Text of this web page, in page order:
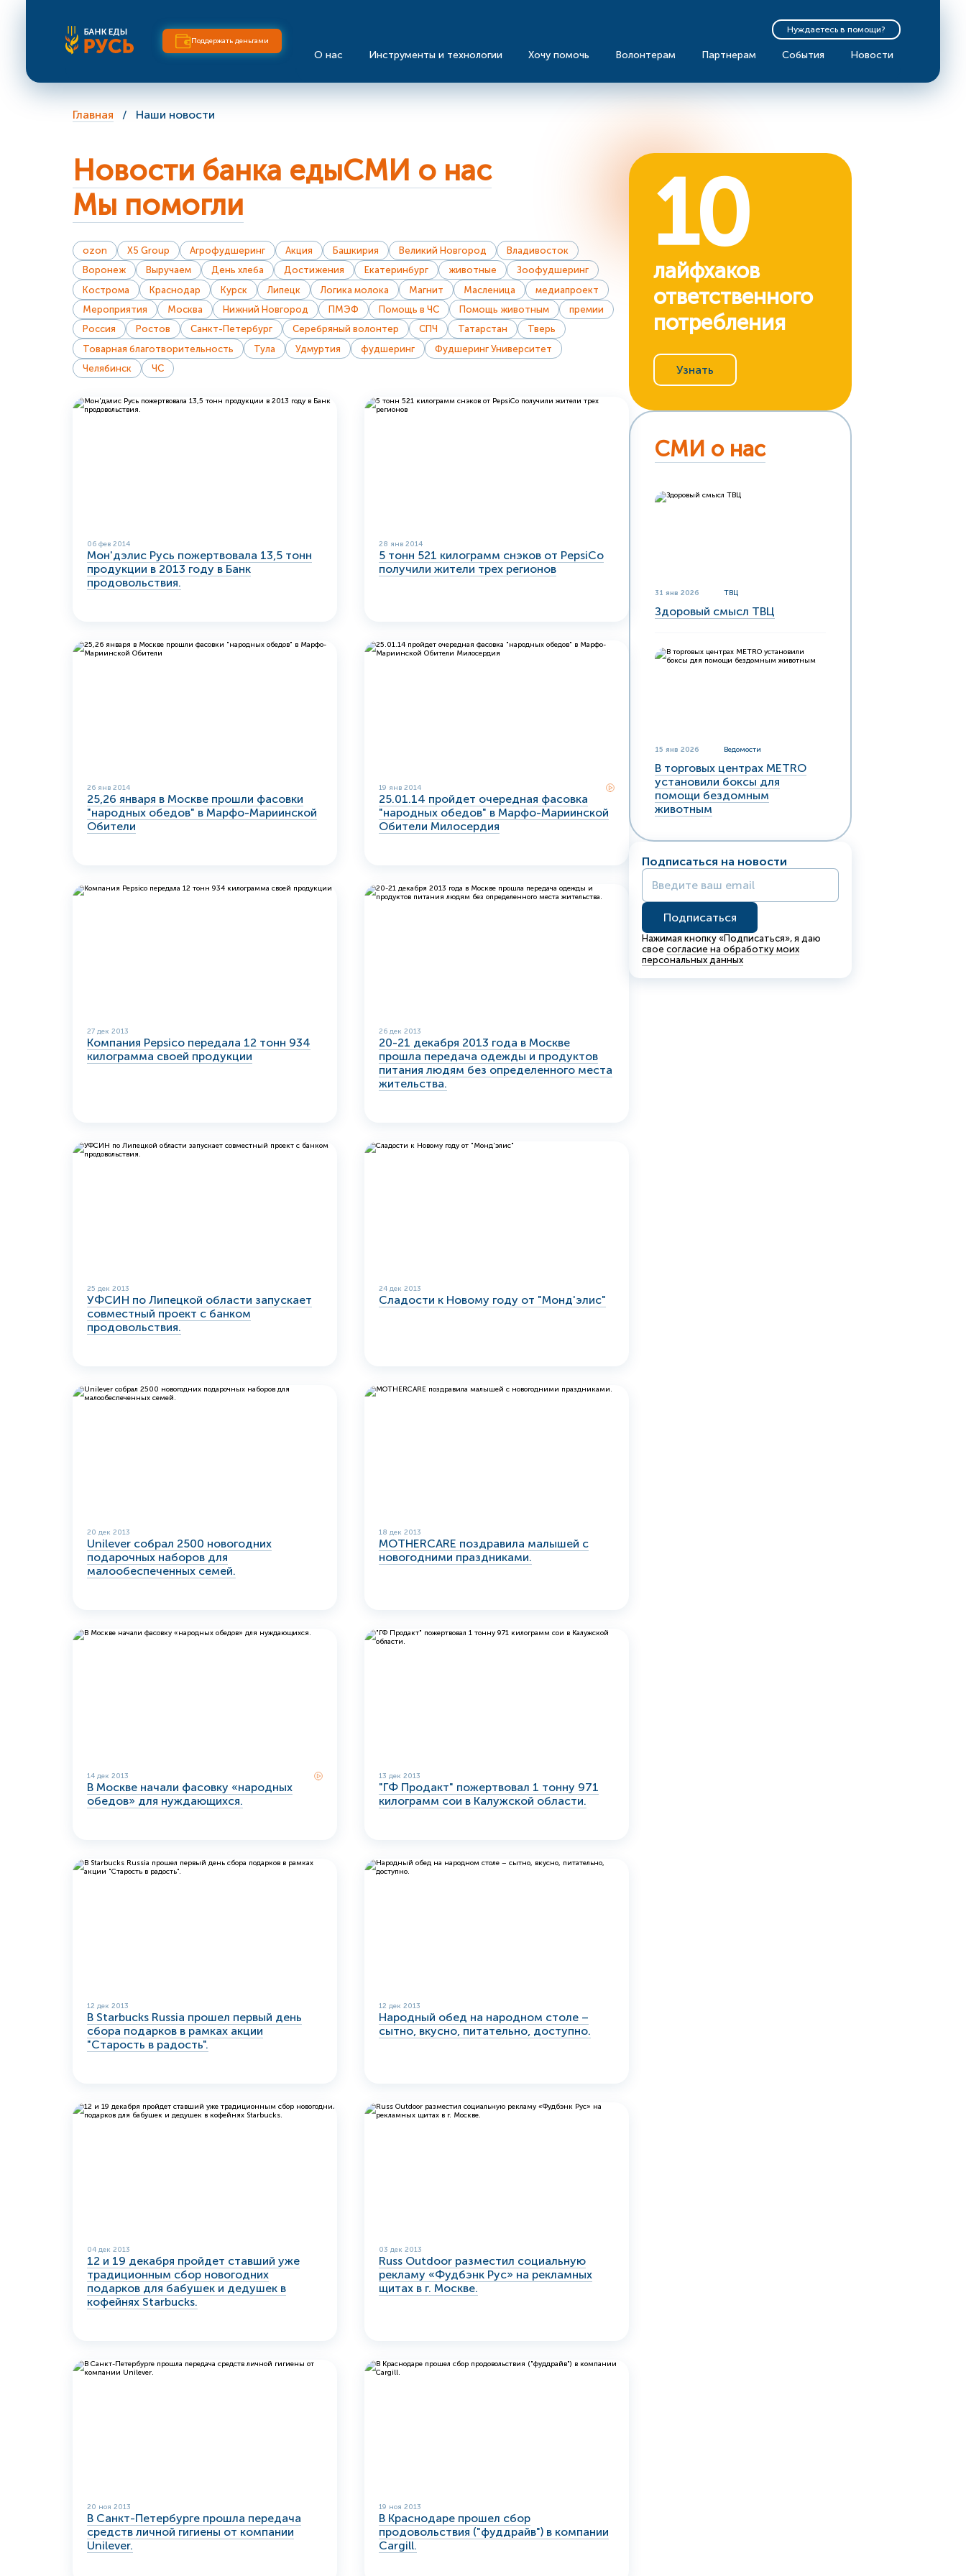
Поддержать деньгами
Нуждаетесь в помощи?
О нас Инструменты и технологии Хочу помочь Волонтерам Партнерам События Новости
Главная Наши новости
Новости банка едыСМИ о нас
Мы помогли
ozon X5 Group Агрофудшеринг Акция Башкирия Великий Новгород
Владивосток
Воронеж
Выручаем День хлеба Достижения Екатеринбург животные
Зоофудшеринг
Кострома
Краснодар Курск Липецк Логика молока Магнит Масленица
медиапроект
Мероприятия
Москва Нижний Новгород ПМЭФ Помощь в ЧС Помощь животным
премии
Россия
Ростов Санкт-Петербург Серебряный волонтер СПЧ Татарстан
Тверь
Товарная благотворительность
Тула Удмуртия фудшеринг
Фудшеринг Университет
Челябинск
ЧС
06 фев 2014
Мон'дэлис Русь пожертвовала 13,5 тонн
продукции в 2013 году в Банк
продовольствия.
28 янв 2014
5 тонн 521 килограмм снэков от PepsiCo
получили жители трех регионов
26 янв 2014
25,26 января в Москве прошли фасовки
"народных обедов" в Марфо-Мариинской
Обители
19 янв 2014
25.01.14 пройдет очередная фасовка
"народных обедов" в Марфо-Мариинской
Обители Милосердия
27 дек 2013
Компания Pepsico передала 12 тонн 934
килограмма своей продукции
26 дек 2013
20-21 декабря 2013 года в Москве
прошла передача одежды и продуктов
питания людям без определенного места
жительства.
25 дек 2013
УФСИН по Липецкой области запускает
совместный проект с банком
продовольствия.
24 дек 2013
Сладости к Новому году от "Монд'элис"
20 дек 2013
Unilever собрал 2500 новогодних
подарочных наборов для
малообеспеченных семей.
18 дек 2013
MOTHERCARE поздравила малышей с
новогодними праздниками.
14 дек 2013
В Москве начали фасовку «народных
обедов» для нуждающихся.
13 дек 2013
"ГФ Продакт" пожертвовал 1 тонну 971
килограмм сои в Калужской области.
12 дек 2013
В Starbucks Russia прошел первый день
сбора подарков в рамках акции
"Старость в радость".
12 дек 2013
Народный обед на народном столе –
сытно, вкусно, питательно, доступно.
04 дек 2013
12 и 19 декабря пройдет ставший уже
традиционным сбор новогодних
подарков для бабушек и дедушек в
кофейнях Starbucks.
03 дек 2013
Russ Outdoor разместил социальную
рекламу «Фудбэнк Рус» на рекламных
щитах в г. Москве.
20 ноя 2013
В Санкт-Петербурге прошла передача
средств личной гигиены от компании
Unilever.
19 ноя 2013
В Краснодаре прошел сбор
продовольствия ("фуддрайв") в компании
Cargill.
10
лайфхаков
ответственного
потребления
Узнать
СМИ о нас
31 янв 2026 ТВЦ
Здоровый смысл ТВЦ
15 янв 2026 Ведомости
В торговых центрах METRO
установили боксы для
помощи бездомным
животным
Подписаться на новости
Нажимая кнопку «Подписаться», я даю
свое согласие на обработку моих
персональных данных